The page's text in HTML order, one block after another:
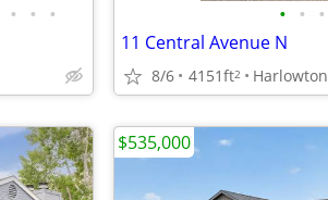
• • • • • •
11 Central Avenue N
8/6 4151ft2 Harlowton
$535,000